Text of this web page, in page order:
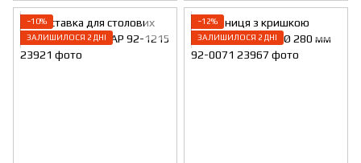
−10%
ЗАЛИШИЛОСЯ 2 ДНІ
−12%
ЗАЛИШИЛОСЯ 2 ДНІ